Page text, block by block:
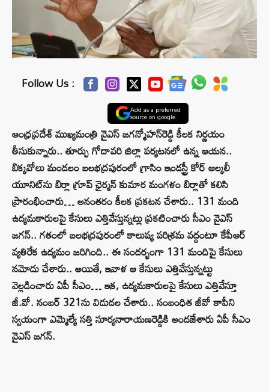
Follow Us :
Add as a preferred
source on google
ఆంధ్రప్రదేశ్‌ ముఖ్యమంత్రి వైఎస్‌ జగన్మోహన్‌రెడ్డి కీలక నిర్ణయం
తీసుకున్నారు.. తూర్పు గోదావరి జిల్లా పర్యటనలో ఉన్న ఆయన..
బిక్కవోలు మండలం బలభద్రపురంలో గ్రా‌సిం ఇండస్ట్రీ కోర్ ఆల్కలీ
యూనిట్‌ను బిర్లా గ్రూప్ ఛైర్మన్ కుమార మంగళం బిర్లాతో కలిసి
ప్రారంభించారు… అనంతరం కీలక ప్రకటన చేశారు.. 131 మంది
ఉద్యమకారులపై కేసులు ఎత్తివేస్తున్నట్లు ప్రకటించారు సీఎం వైఎస్‌
జగన్.. గతంలో బలభద్రపురంలో కాలుష్య పరిశ్రమ వద్దంటూ కేపీఆర్‌
వ్యతిరేక ఉద్యమం జరిగింది.. ఈ సందర్భంగా 131 మందిపై కేసులు
నమోదు చేశారు.. అయితే, ఇవాళ ఆ కేసులు ఎత్తివేస్తున్నట్టు
వెల్లడించారు ఏపీ సీఎం… ఇక, ఉద్యమకారులపై కేసులు ఎత్తివేస్తూ
జీ.వో. నంబర్ 321ను విడుదల చేశారు.. సంబంధిత జీవో కాపీని
స్వయంగా ఎమ్మెల్యే సత్తి సూర్యనారాయణరెడ్డికి అందజేశారు ఏపీ సీఎం
వైఎస్‌ జగన్.